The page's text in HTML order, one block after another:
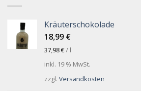
Kräuterschokolade
18,99 €
37,98€/ l
inkl. 19 % MwSt.
zzgl. Versandkosten